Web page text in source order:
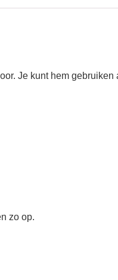
Je kunt hem
zo op.